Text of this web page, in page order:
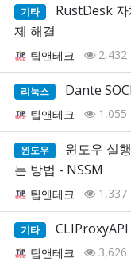
기타
RustDesk
제 해결
팁앤테크 2,432
리눅스 Dante
팁앤테크 1,055
윈도우
윈도우 실
는 방법 - NSSM
팁앤테크 1,337
기타
팁앤테크 3,626